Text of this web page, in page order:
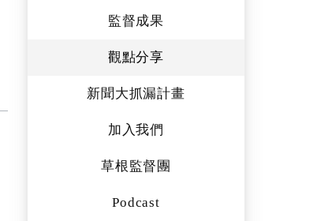
監督成果
觀點分享
新聞大抓漏計畫
加入我們
草根監督團
Podcast